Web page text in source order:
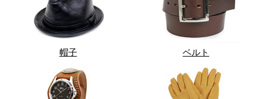
帽子 ベルト